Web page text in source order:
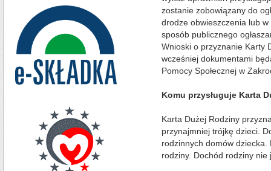
zostanie zobowiązany do
drodze obwieszczenia lub
sposób publicznego
Wnioski o przyznanie Karty
wcześniej dokumentami
Pomocy Społecznej w
Komu przysługuje Karta
Karta Dużej Rodziny
przynajmniej trójkę dzieci.
rodzinnych domów dziecka.
rodziny. Dochód rodziny